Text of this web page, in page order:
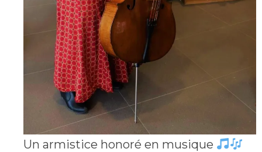
Un armistice honoré en musique